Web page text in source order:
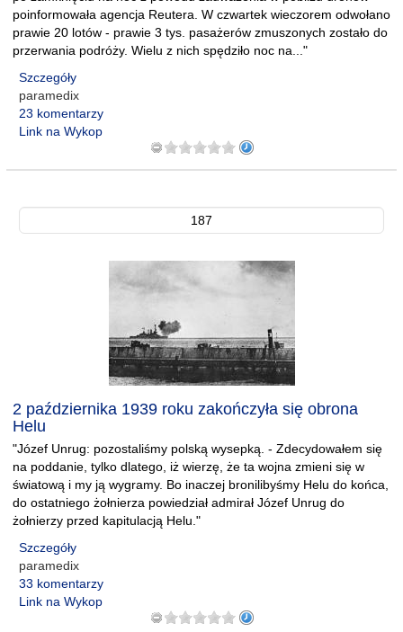
poinformowała agencja Reutera. W czwartek wieczorem odwołano
prawie 20 lotów - prawie 3 tys. pasażerów zmuszonych zostało do
przerwania podróży. Wielu z nich spędziło noc na..."
Szczegóły
paramedix
23 komentarzy
Link na Wykop
187
2 października 1939 roku zakończyła się obrona
Helu
"Józef Unrug: pozostaliśmy polską wysepką. - Zdecydowałem się
na poddanie, tylko dlatego, iż wierzę, że ta wojna zmieni się w
światową i my ją wygramy. Bo inaczej bronilibyśmy Helu do końca,
do ostatniego żołnierza powiedział admirał Józef Unrug do
żołnierzy przed kapitulacją Helu."
Szczegóły
paramedix
33 komentarzy
Link na Wykop